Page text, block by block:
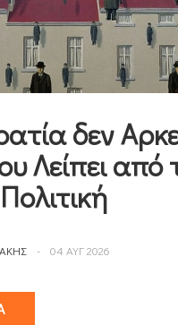
δεν
Λείπει από
04 ΑΥΓ 2026